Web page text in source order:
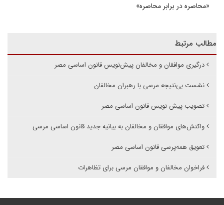
«محاصره در برابر محاصره»
مطالب مرتبط
درگیری موافقان و مخالفان پیش‌نویس قانون اساسی مصر
نشست بی‌نتیجه مرسی با رهبران مخالفان
تصویب پیش نویس قانون اساسی مصر
واکنش‌های موافقان و مخالفان به بیانیه جدید قانون اساسی مرسی
تعویق همه‌پرسی قانون اساسی مصر
فراخوان مخالفان و موافقان مرسی برای تظاهرات